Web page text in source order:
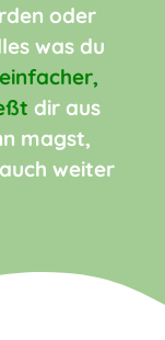
oder
was du
einfacher,
dir aus
magst,
weiter